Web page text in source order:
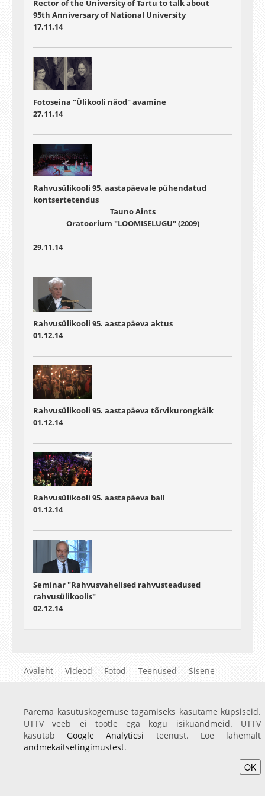
Mäesepp, Lennart Peep, Rauno Polman, Jaanika
Tammaru, Kaarel Targo TÜ
VKA tantsukunsti tudengid Liis Siitan, Valeria
Karin Vahter, Kätlin Kase, Irena Pauku, Eline
Selgis, Karl Kask, Reelika Poroson, Eveli Maksim,
Elise Laius, Leanika Mändma, Laura Mander,
Maris Kahre, Diane Mõttus, Helle Mari Toomel
Korralduslik ja tehniline abi: Anu Sööt, Raido
Mägi (TÜ VKA õppejõud), Tauno Uibo, Pille
Meeli Tuoppi (TÜ VKA teatrikunsti
visuaaltehnoloogia tudengid).
Rector of the University of Tartu to talk about
95th Anniversary of National University
17.11.14
Fotoseina "Ülikooli näod" avamine
27.11.14
Rahvusülikooli 95. aastapäevale pühendatud
kontsertetendus
Tauno Aints
Oratoorium "LOOMISELUGU" (2009)
29.11.14
Rahvusülikooli 95. aastapäeva aktus
01.12.14
Rahvusülikooli 95. aastapäeva tõrvikurongkäik
01.12.14
Rahvusülikooli 95. aastapäeva ball
01.12.14
Seminar "Rahvusvahelised rahvusteadused
rahvusülikoolis"
02.12.14
Avaleht Videod Fotod Teenused Sisene
Parema kasutuskogemuse tagamiseks kasutame küpsiseid.
UTTV veeb ei töötle ega kogu isikuandmeid. UTTV
kasutabGoogle Analyticsi teenust. Loe lähemalt
andmekaitsetingimustest.
OK